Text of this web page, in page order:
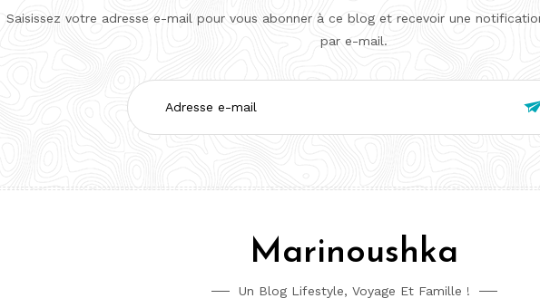
Saisissez votre adresse e-mail pour vous abonner à ce blog et recevoir une
par e-mail.
Adresse
e-
mail
Marinoushka
Un Blog Lifestyle, Voyage Et Famille !